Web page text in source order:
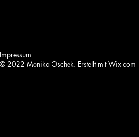
Impressum
© 2022 Monika Oschek. Erstellt mitWix.com